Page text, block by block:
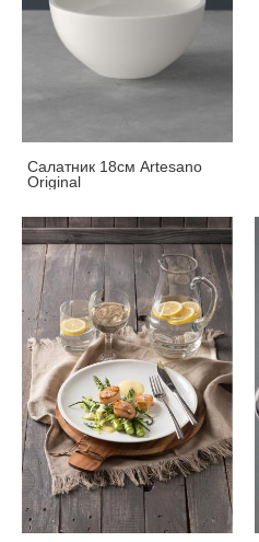
Салатник 18см Artesano
Original